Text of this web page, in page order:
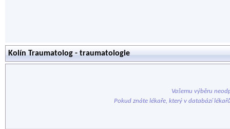
Kolín Traumatolog - traumatologie
Vašemu výběru
Pokud znáte lékaře, který v databází